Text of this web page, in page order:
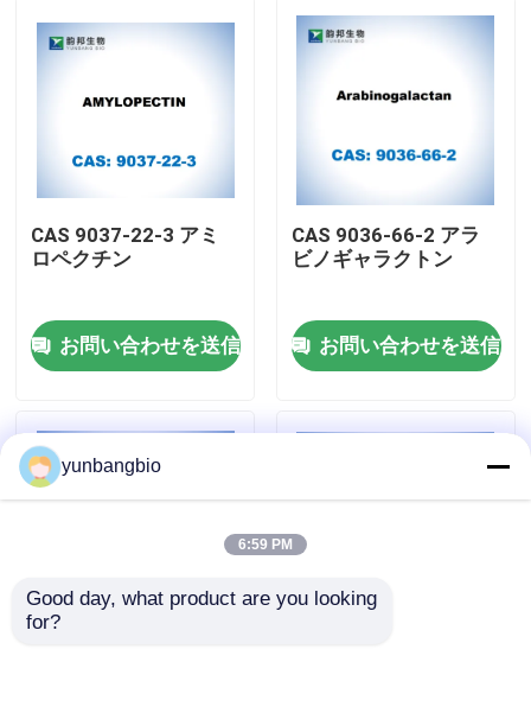
家
プロダクト
私達について
工場旅行
品質管理
ニュース
生物的緩衝
CAS 9037-22-3 アミ
ロペクチン
お問い合わせを送信
CAS 9036-66-2 アラ
ビノギャラクトン
お問い合わせを送信
yunbangbio
6:59 PM
Good day, what product are you looking
for?